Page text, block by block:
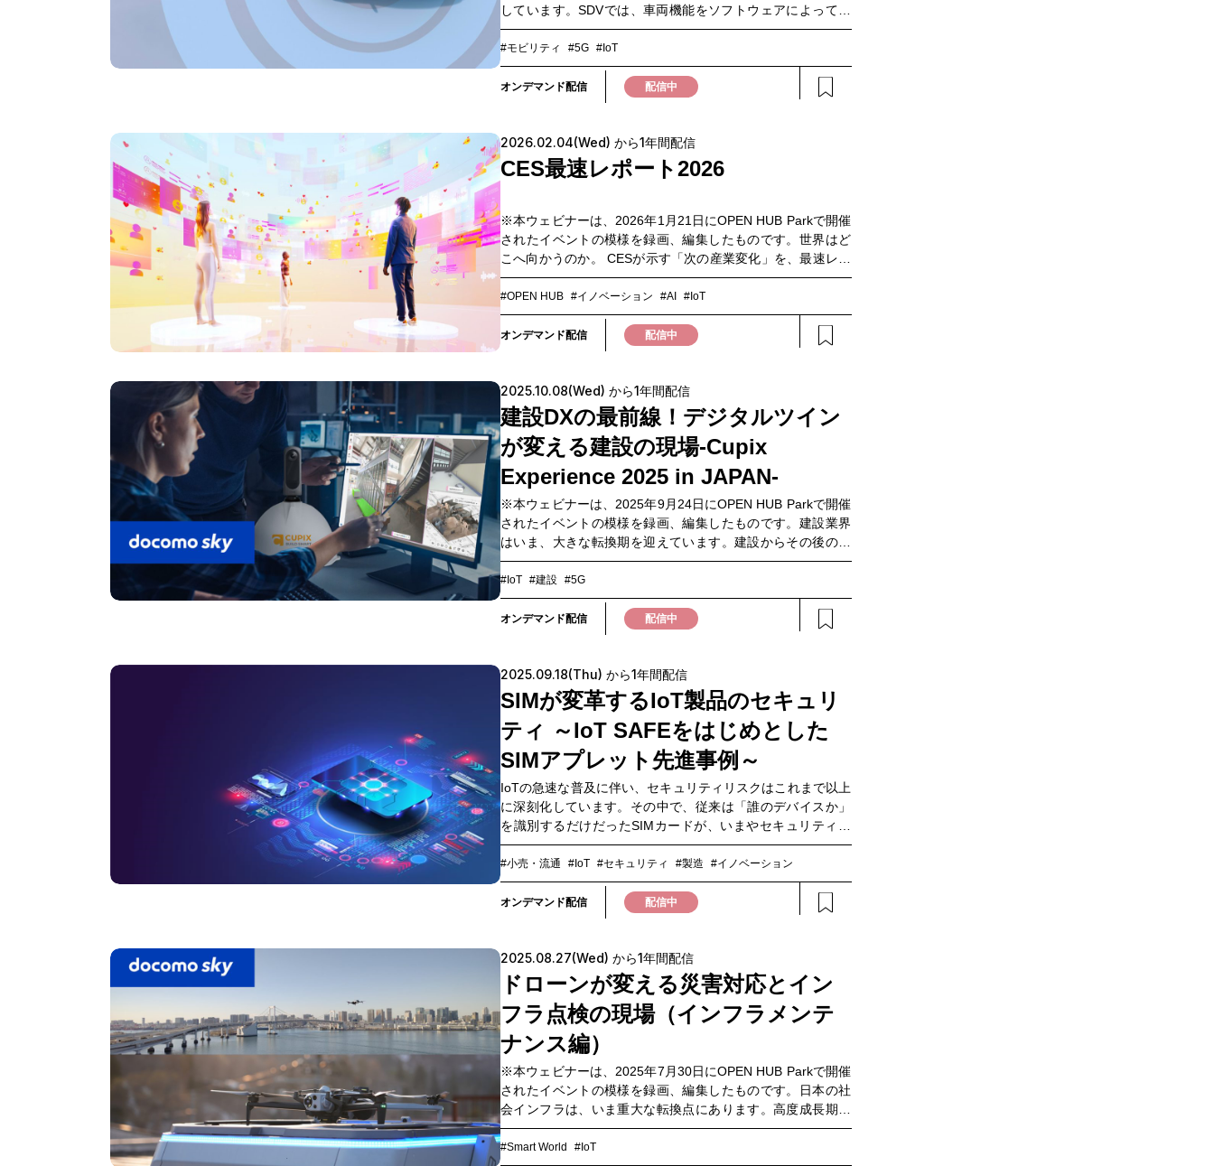
キャッチアップしたい方▼関連ウェビナー紹介CES2026 最速
レポートhttps://openhub.ntt.com/event/15370.html
しています。SDVでは、車両機能をソフトウェアによって継
続的に進化させることが前提となり、OTAアップデートやリ
アルタイムデータ活用などを通じて、車両の価値を「運用し
ながら高めていくモデル」へと移行しています。その中で重
要となるのが、車両・クラウド・データを常時つなぐ「コネ
クティビティ」です。SDVは車載ソフトウェアやE/Eアーキテ
クラウド連携といった仕組みを支えるネットワーク基盤によ
って初めて価値を発揮します。本ウェビナーでは、SDV時代
において求められるコネクティビティの役割と、グローバル
ついて解説します。是非ご視聴ください。▼このような方に
おすすめです▼・自動車業界におけるSDV（Software-
Defined Vehicle）時代の技術トレンドを把握したい方・コネ
クティビティ基盤に関心のある方・次世代車両開発やDX推進
を担当している方
#モビリティ #5G #IoT
オンデマンド配信 配信中
2026.02.04(Wed) から1年間配信
CES最速レポート2026
※本ウェビナーは、2026年1月21日にOPEN HUB Parkで開催
されたイベントの模様を録画、編集したものです。世界はど
こへ向かうのか。 CESが示す「次の産業変化」を、最速レポ
ートでお届けします。 AIは「生成」から「行動」へと進化
し、 モビリティ、デジタルヘルス、スマートホームなど、 未
来の生活と産業の具体像が一斉に披露された「CES 2026」。
今年は例年以上に、世界中のビジネスリーダーの注目を集め
ました。OPEN HUBでは、現地で得た最新トレンドをもと
という視点から産業の垣根を越えて進む、大きな変化の流れ
を読み解きます。単なるトレンド紹介にとどまらず、 これか
らの事業テーマや協業の方向性を考えるためのヒントをお届
けするセッションです。ぜひご視聴ください。▼このような
方におすすめ▼・新規事業・事業企画・経営企画・オープン
イノベーションの担当者 ・CESの膨大な情報から「2026年の
構想づくりに役立つ示唆」を得たい方 ・未来の事業機会や協
業テーマを探索したい方 ・組織のメンバーに最新トレンドを
共有し、今後の活動に活かしたい方
#OPEN HUB #イノベーション #AI #IoT
オンデマンド配信 配信中
2025.10.08(Wed) から1年間配信
建設DXの最前線！デジタルツイン
が変える建設の現場-Cupix
Experience 2025 in JAPAN-
※本ウェビナーは、2025年9月24日にOPEN HUB Parkで開催
されたイベントの模様を録画、編集したものです。建設業界
はいま、大きな転換期を迎えています。建設からその後の設
備保全に至るまで、人手不足や、時間外労働の上限規制、DX
化の推進問題など様々な課題を抱えています。さらに、海外
の建設現場では、現地作業員からの進捗報告の内容と実体に
乖離があり、確認作業に多大な時間を要するなど、グローバ
ル共通の課題も浮き彫りになっています。こうした課題の解
ンプラットフォームが注目を集めています。本ウェビナーで
は「建設業のDX化」をテーマに、デジタルツインツールを導
入している企業の方々に現場での課題、活用事例、導入効果
などを講演いただくとともに、デジタルツインツールの最新
情報をお伝えします。インフラ保全や店舗管理など、実務に
活かせる具体的なヒントを得られるウェビナーです。ぜひご
視聴ください。▼このような方におすすめ▼・施工管理業務
を効率化させたい方・複数の建設現場を遠隔から確認したい
方・BIMデータを効率的に活用したい方・インフラ保全や店
舗管理を効率化させたい方
#IoT #建設 #5G
オンデマンド配信 配信中
2025.09.18(Thu) から1年間配信
SIMが変革するIoT製品のセキュリ
ティ ～IoT SAFEをはじめとした
SIMアプレット先進事例～
IoTの急速な普及に伴い、セキュリティリスクはこれまで以上
に深刻化しています。その中で、従来は「誰のデバイスか」
を識別するだけだったSIMカードが、いまやセキュリティの
中核を担う「スマートエンジン」へと進化しているのをご存
じでしょうか。本ウェビナーでは、SIMアプレット技術を活
用した 「IoT SAFE」の最新ユースケースや、SIMを用いたセ
キュリティ強化の取り組みを、実際の導入事例とともにご紹
介します。IoT製品のセキュリティ課題解決に直結する具体的
ような方におすすめです▼・IoT製品・サービスの企画 / 開発
/ 運用に携わる方・自社IoT機器のセキュリティ強化を検討し
ている方・SIMやモバイル通信の活用に関心をお持ちの方
#小売・流通 #IoT #セキュリティ #製造 #イノベーション
オンデマンド配信 配信中
2025.08.27(Wed) から1年間配信
ドローンが変える災害対応とイン
フラ点検の現場（インフラメンテ
ナンス編）
※本ウェビナーは、2025年7月30日にOPEN HUB Parkで開催
されたイベントの模様を録画、編集したものです。日本の社
会インフラは、いま重大な転換点にあります。高度成長期に
建設されたインフラの約7割が更新時期を迎え、従来の点検手
法では限界がきており、老朽化対策は待ったなしの状況で
#Smart World #IoT